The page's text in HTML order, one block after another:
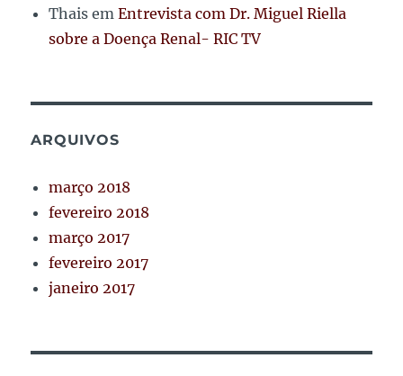
Thais emEntrevista com Dr. Miguel Riella
sobre a Doença Renal- RIC TV
ARQUIVOS
março 2018
fevereiro 2018
março 2017
fevereiro 2017
janeiro 2017